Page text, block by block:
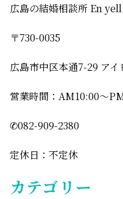
広島の結婚相談所 En yell
〒730-0035
広島市中区本通7-29 アイ
営業時間：AM10:00〜
✆082-909-2380
定休日：不定休
カテゴリー